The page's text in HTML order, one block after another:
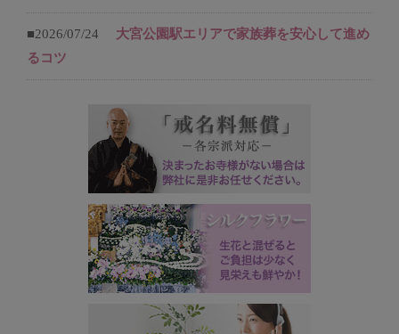
■2026/07/24
大宮公園駅エリアで家族葬を安心して進め
るコツ